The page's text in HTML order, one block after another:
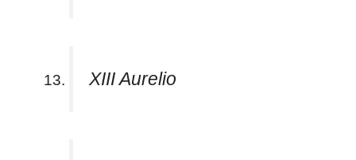
XIII Aurelio